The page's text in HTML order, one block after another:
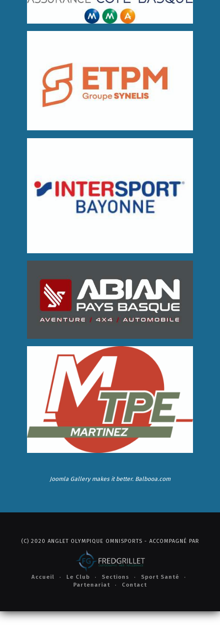
Joomla Gallerymakes it better. Balbooa.com
(C) 2020 ANGLET OLYMPIQUE OMNISPORTS - ACCOMPAGNÉ PAR
Accueil Le Club Sections
Sport Santé
Partenariat
Contact